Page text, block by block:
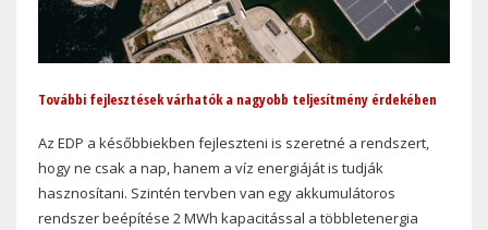
További fejlesztések várhatók a nagyobb teljesítmény érdekében
Az EDP a későbbiekben fejleszteni is szeretné a rendszert,
hogy ne csak a nap, hanem a víz energiáját is tudják
hasznosítani. Szintén tervben van egy akkumulátoros
rendszer beépítése 2 MWh kapacitással a többletenergia